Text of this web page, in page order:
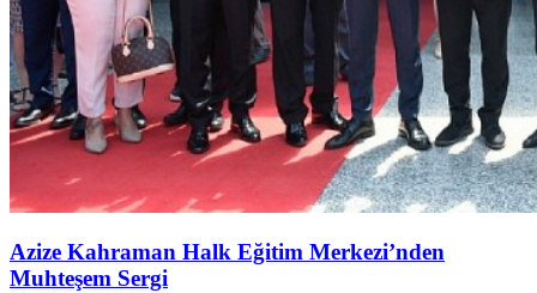
Azize Kahraman Halk Eğitim Merkezi’nden
Muhteşem Sergi